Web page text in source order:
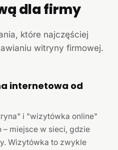
dla firmy
które najczęściej
witryny firmowej.
internetowa od
i "wizytówka online"
miejsce w sieci, gdzie
Wizytówka to zwykle